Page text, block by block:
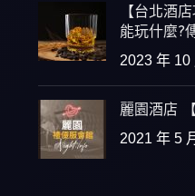
【台北酒
能玩什麼?
2023 年 10
麗園酒店
2021 年 5